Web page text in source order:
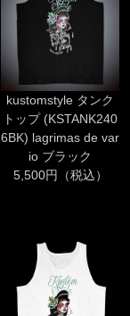
kustomstyle タンク
トップ (KSTANK240
6BK) lagrimas de var
io ブラック
5,500円（税込）